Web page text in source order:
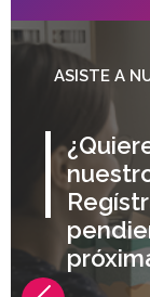
ASISTE A